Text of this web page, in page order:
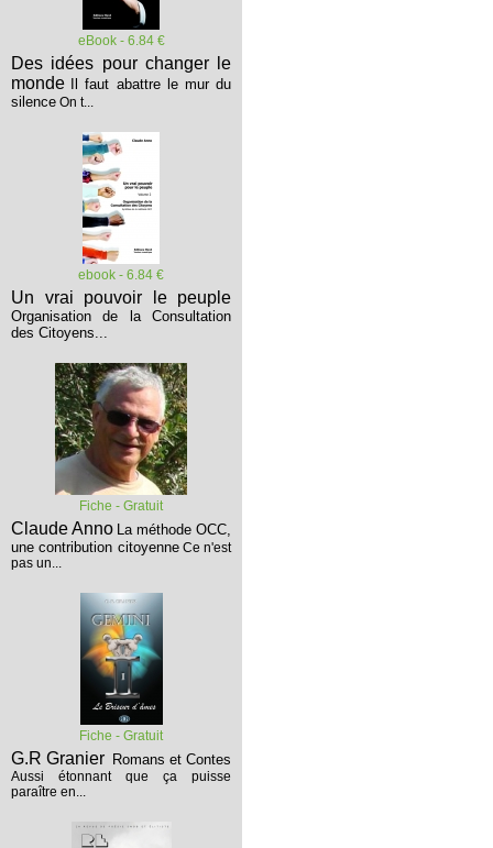
eBook - 6.84 €
Des idées pour changer le
monde
Il faut abattre le mur du
silence On t...
ebook - 6.84 €
Un vrai pouvoir le peuple
Organisation de la Consultation
des Citoyens...
Fiche - Gratuit
Claude Anno La méthode OCC,
une contribution citoyenne Ce n'est
pas un...
Fiche - Gratuit
G.R Granier Romans et Contes
Aussi étonnant que ça puisse
paraître en...